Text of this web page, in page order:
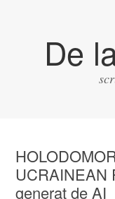
De
UCRAINEAN
generat de AI